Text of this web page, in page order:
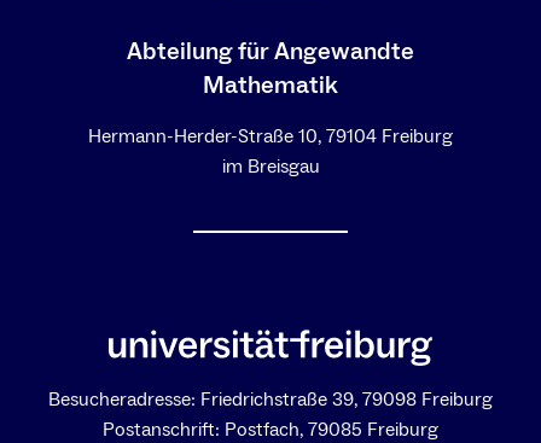
Abteilung für Angewandte
Mathematik
Hermann-Herder-Straße 10, 79104 Freiburg
im Breisgau
Besucheradresse: Friedrichstraße 39, 79098 Freiburg
Postanschrift: Postfach, 79085 Freiburg